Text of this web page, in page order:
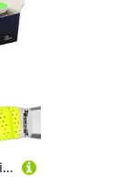
G-Lueck 10er Set Tennis Premium Overgrip Power Touch mit Perforation - Hoher Grip, Lange Haltbarkeit - 0,60mm Stärke | Griffband für Padel, Squash, Badminton Schläger | perforiert (Gemischte Farben)